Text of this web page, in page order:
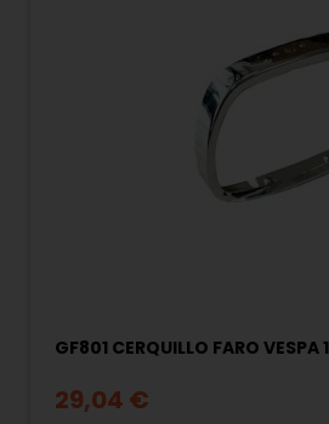
GF801 CERQUILLO FARO VESPA
29,04 €